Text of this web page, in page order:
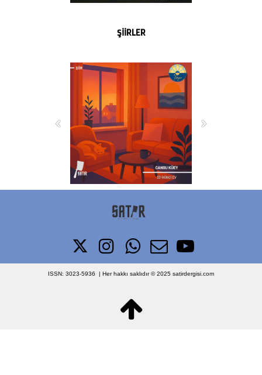
ŞİİRLER
    
ISSN: 3023-5936 | Her hakkı saklıdır © 2025 satirdergisi.com
